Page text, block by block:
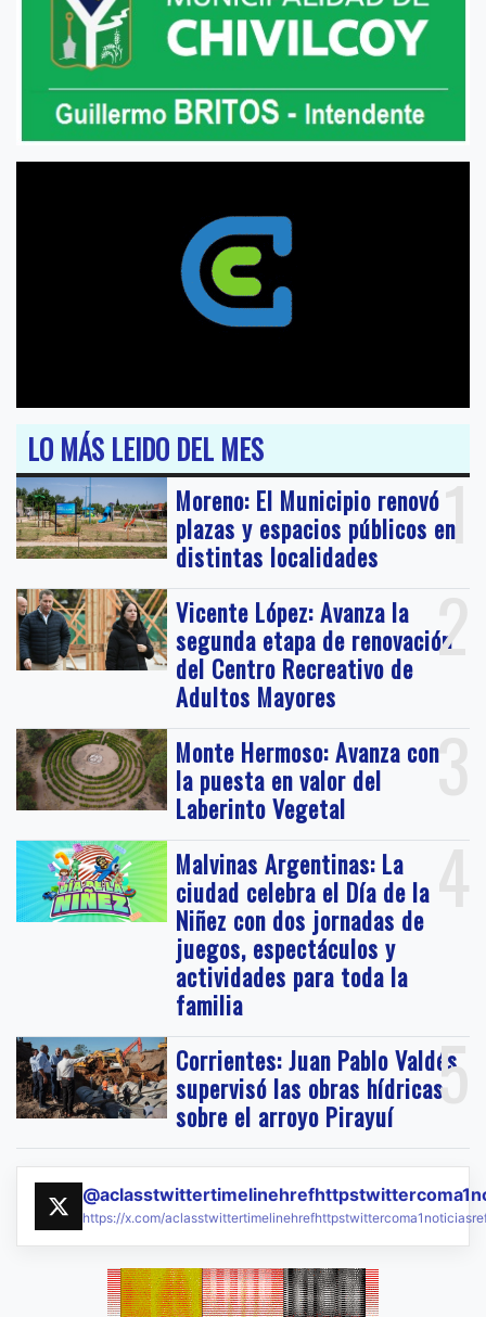
LO MÁS LEIDO DEL MES
1
Moreno: El Municipio renovó
plazas y espacios públicos en
distintas localidades
2
Vicente López: Avanza la
segunda etapa de renovación
del Centro Recreativo de
Adultos Mayores
3
Monte Hermoso: Avanza con
la puesta en valor del
Laberinto Vegetal
4
Malvinas Argentinas: La
ciudad celebra el Día de la
Niñez con dos jornadas de
juegos, espectáculos y
actividades para toda la
familia
5
Corrientes: Juan Pablo Valdés
supervisó las obras hídricas
sobre el arroyo Pirayuí
https://x.com/